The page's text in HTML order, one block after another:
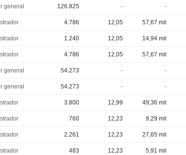
general 126.825 - -
4.786 12,05 57,67 mil
1.240 12,05 14,94 mil
4.786 12,05 57,67 mil
general 54.273 - -
general 54.273 - -
3.800 12,99 49,36 mil
760 12,23 9,29 mil
2.261 12,23 27,65 mil
483 12,23 5,91 mil